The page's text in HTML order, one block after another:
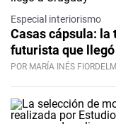
Especial interiorismo
Casas cápsula:
futurista que
POR MARÍA INÉS